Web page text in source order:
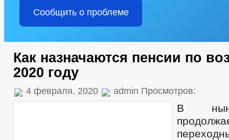
Сообщить о проблеме
Как назначаются пенсии по
2020 году
4 февраля, 2020 admin Просмотров:
В